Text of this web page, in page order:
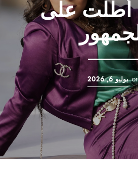
أطلت على
يوليو 6, 2026